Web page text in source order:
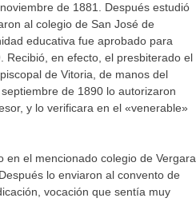
de 1881. Después estudió
al colegio de San José de
educativa fue aprobado para
en efecto, el presbiterado el
de Vitoria, de manos del
de 1890 lo autorizaron
y lo verificara en el «venerable»
el mencionado colegio de Vergara
lo enviaron al convento de
vocación que sentía muy